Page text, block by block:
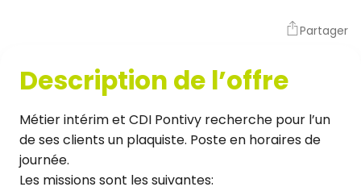
Partager
Description de l’offre
Métier intérim et CDI Pontivy recherche pour l’un
de ses clients un plaquiste. Poste en horaires de
journée.
Les missions sont les suivantes: